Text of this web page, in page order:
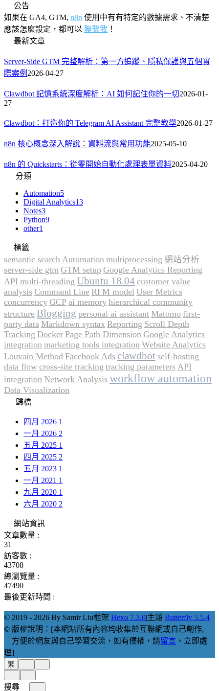
公告
如果在 GA4, GTM, n8n 使用中有有特定的數據需求、不清楚
應該怎麼設定，都可以 聯繫我 ！
最新文章
Server-Side GTM 完整解析：第一方追蹤、隱私保護與五個實
際案例 2026-04-27
Clawdbot 記憶系統深度解析：AI 如何記住你的一切2026-01-
27
Clawdbot：打造你的 Telegram AI Assistant 完整教學2026-01-27
n8n 核心概念深入解說：資料流與常用功能2025-05-10
n8n 的 Quickstarts：從零開始自動化處理表單資料2025-04-20
分類
Automation5
Digital Analytics13
Notes3
Python9
other1
標籤
semantic search Automation multiprocessing 網站分析
server-side gtm GTM setup Google Analytics Reporting
API multi-threading Ubuntu 18.04 customer value
analysis Command Line RFM model User Metrics
concurrency GCP ai memory hierarchical community
structure Blogging personal ai assistant Matomo first-
party data Markdown syntax Reporting Scroll Depth
Tracking Docker Page Path Dimension Google Analytics
integration marketing tools integration Website Analytics
Louvain Method Facebook Ads clawdbot self-hosting
data flow cross-site tracking tracking parameters API
integration Network Analysis workflow automation
Data Visualization
歸檔
四月 2026 1
一月 2026 2
五月 2025 1
四月 2025 2
五月 2023 1
一月 2021 1
九月 2020 1
六月 2020 2
網站資訊
文章數量 :
31
訪客數 :
43708
總瀏覽量 :
47490
最後更新時間 :
© 2019 - 2026 By Samir Liu框架 Hexo 7.3.0|主題 Butterfly 5.5.4
© 版權說明：[本網站所有內容均收集於互聯網或自己創作,
方便於網友與自己學習交流，如有侵權，請留言 ，立即處
理]
繁
搜尋